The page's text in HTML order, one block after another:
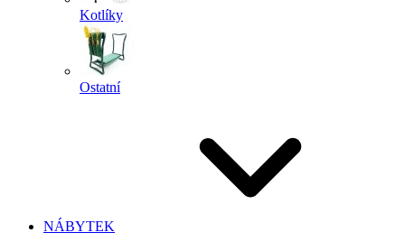
Kotlíky
Ostatní
NÁBYTEK